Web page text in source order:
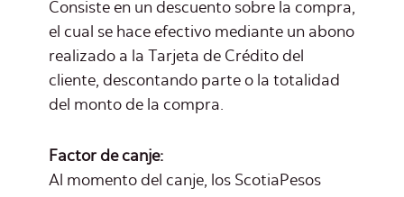
Consiste en un descuento sobre la compra,
el cual se hace efectivo mediante un abono
realizado a la Tarjeta de Crédito del
cliente, descontando parte o la totalidad
del monto de la compra.
Factor de canje:
Al momento del canje, los ScotiaPesos